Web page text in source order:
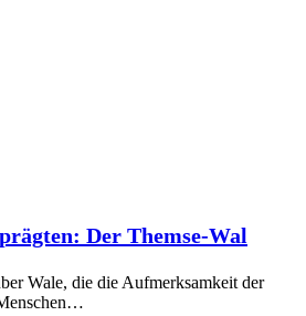
Der Themse-Wal
Wale, die die Aufmerksamkeit der